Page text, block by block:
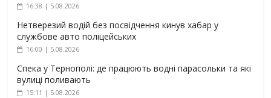
16:38 | 5.08.2026
Нетверезий водій без посвідчення кинув хабар у
службове авто поліцейських
16:00 | 5.08.2026
Спека у Тернополі: де працюють водні парасольки та які
вулиці поливають
15:11 | 5.08.2026